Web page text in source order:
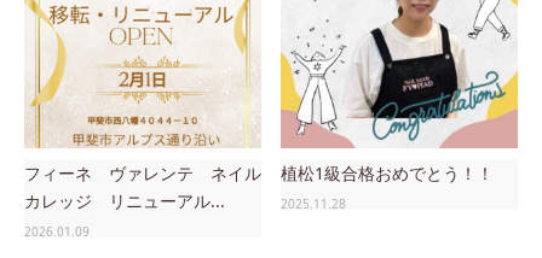
フィーネ ヴァレンテ ネイル
カレッジ リニューアル...
2026.01.09
植松1級合格おめでとう！！
2025.11.28